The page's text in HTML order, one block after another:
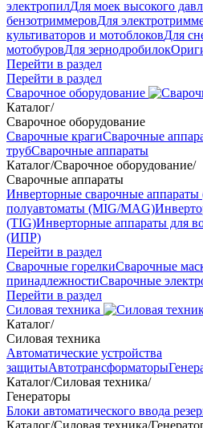
электропилДля моек высокого
бензотриммеровДля
культиваторов и мотоблоковДля
мотобуровДля зернодробилок
Перейти в раздел
Перейти в раздел
Сварочное оборудование
Каталог/
Сварочное оборудование
Сварочные крагиСварочные
трубСварочные аппараты
Каталог/Сварочное оборудование/
Сварочные аппараты
Инверторные сварочные
полуавтоматы (MIG/MAG)
(TIG)Инверторные аппараты для
(ИПР)
Перейти в раздел
Сварочные горелкиСварочные
принадлежностиСварочные
Перейти в раздел
Силовая техника
Каталог/
Силовая техника
Автоматические устройства
защитыАвтотрансформаторы
Каталог/Силовая техника/
Генераторы
Блоки автоматического ввода
Каталог/Силовая техника/